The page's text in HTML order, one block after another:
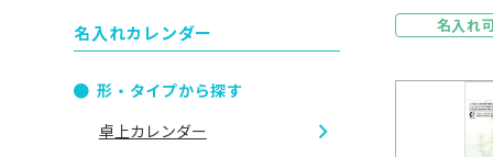
名入れ
名入れカレンダー
形・タイプから探す
卓上カレンダー